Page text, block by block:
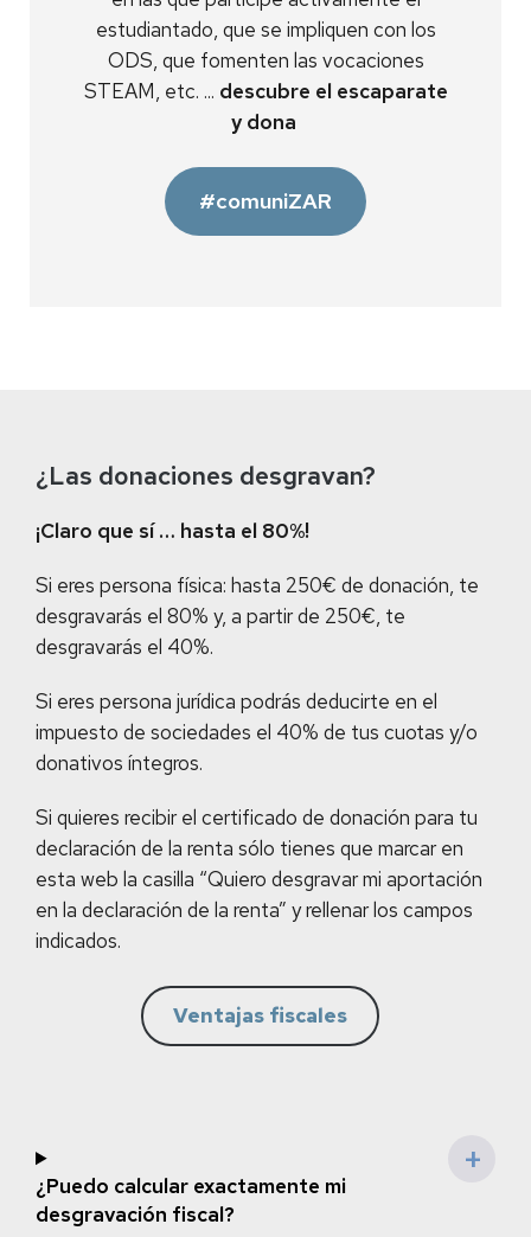
estudiantado, que se impliquen con los
ODS, que fomenten las vocaciones
STEAM, etc. ... descubre el escaparate
y dona
#comuniZAR
¿Las donaciones desgravan?
¡Claro que sí … hasta el 80%!
Si eres persona física: hasta 250€ de donación, te
desgravarás el 80% y, a partir de 250€, te
desgravarás el 40%.
Si eres persona jurídica podrás deducirte en el
impuesto de sociedades el 40% de tus cuotas y/o
donativos íntegros.
Si quieres recibir el certificado de donación para tu
declaración de la renta sólo tienes que marcar en
esta web la casilla “Quiero desgravar mi aportación
en la declaración de la renta” y rellenar los campos
indicados.
Ventajas fiscales
¿Puedo calcular exactamente mi
desgravación fiscal?